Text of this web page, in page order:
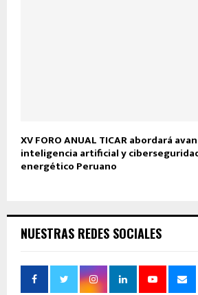
XV FORO ANUAL TICAR abordará
inteligencia artificial y
energético Peruano
NUESTRAS REDES SOCIALES